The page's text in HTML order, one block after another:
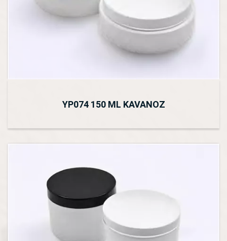
YP074 150 ML KAVANOZ